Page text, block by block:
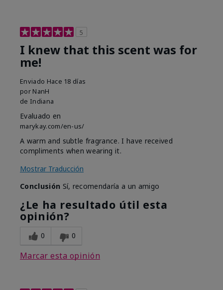
5
I knew that this scent was for
me!
Enviado Hace 18 días
por NanH
de Indiana
Evaluado en
marykay.com/en-us/
A warm and subtle fragrance. I have received
compliments when wearing it.
Mostrar Traducción
Conclusión Sí, recomendaría a un amigo
¿Le ha resultado útil esta
opinión?
0 0
Marcar esta opinión